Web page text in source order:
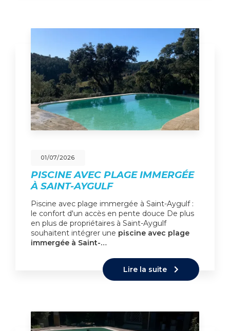
01/07/2026
PISCINE AVEC PLAGE IMMERGÉE
À SAINT-AYGULF
Piscine avec plage immergée à Saint-Aygulf :
le confort d'un accès en pente douce De plus
en plus de propriétaires à Saint-Aygulf
souhaitent intégrer une piscine avec plage
immergée à Saint-…
Lire la suite